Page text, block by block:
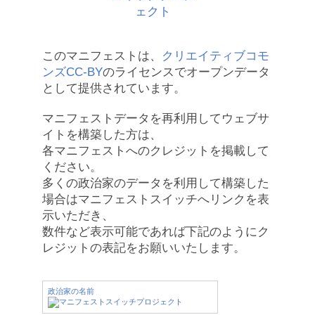
このマニフェストは、
クリエイティブコモ
ンズCC-BYのライセンスでオープンデータ
として提供されています。
マニフェストデータを再利用してウェブサ
イトを構築した方は、
各マニフェストへのクレジットを掲載して
ください。
多くの政治家のデータを利用して構築した
場合はマニフェストスイッチへリンクを表
示いただき、
数件など表示可能であれば下記のようにク
レジットの表記をお願いいたします。
政治家の名前